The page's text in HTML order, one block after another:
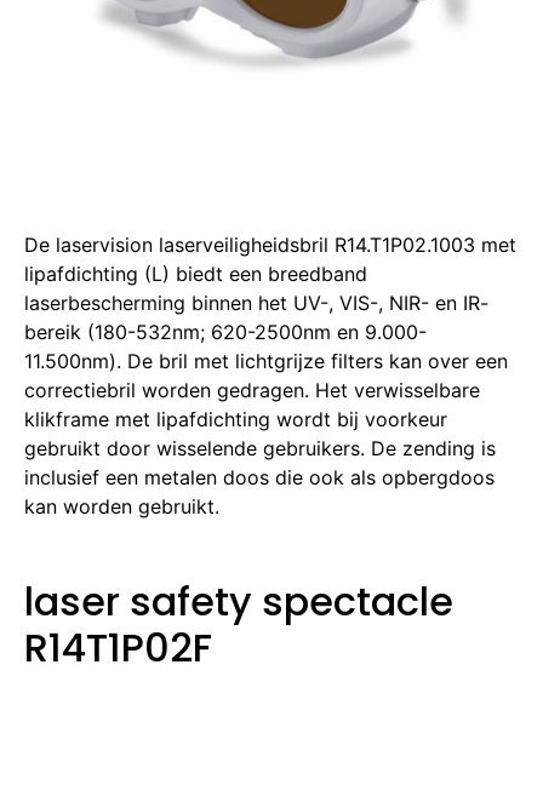
De laservision laserveiligheidsbril R14.T1P02.1003 met
lipafdichting (L) biedt een breedband
laserbescherming binnen het UV-, VIS-, NIR- en IR-
bereik (180-532nm; 620-2500nm en 9.000-
11.500nm). De bril met lichtgrijze filters kan over een
correctiebril worden gedragen. Het verwisselbare
klikframe met lipafdichting wordt bij voorkeur
gebruikt door wisselende gebruikers. De zending is
inclusief een metalen doos die ook als opbergdoos
kan worden gebruikt.
laser safety spectacle
R14T1P02F